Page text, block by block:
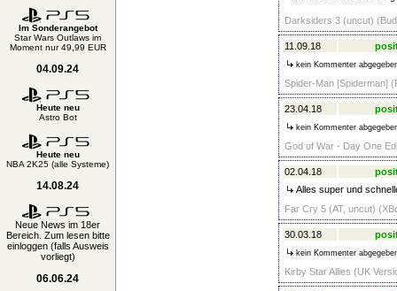
Im Sonderangebot
Star Wars Outlaws im
Moment nur 49,99 EUR
04.09.24
Heute neu
Astro Bot
Heute neu
NBA 2K25 (alle Systeme)
14.08.24
Neue News im 18er
Bereich. Zum lesen bitte
einloggen (falls Ausweis
vorliegt)
06.06.24
Darksiders 3 (uncut)
11.09.18
kein Kommenter
Spider-Man [Spiderman]
23.04.18
kein Kommenter
God of War - Day One
02.04.18
Alles super und
Far Cry 5 (AT, uncut)
30.03.18
kein Kommenter
Kirby Star Allies (UK